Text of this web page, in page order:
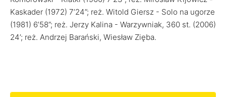
Kaskader (1972) 7’24”; reż. Witold Giersz - Solo na ugorze
(1981) 6’58”; reż. Jerzy Kalina - Warzywniak, 360 st. (2006)
24’; reż. Andrzej Barański, Wiesław Zięba.